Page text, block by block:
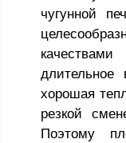
чугунной
длительное
хорошая
резкой
Поэтому